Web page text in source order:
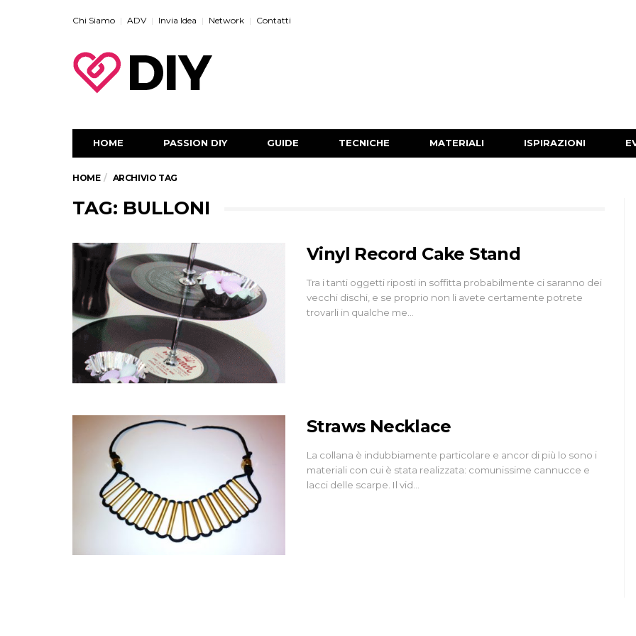
Chi Siamo ADV Invia Idea Network Contatti
HOME PASSION DIY GUIDE TECNICHE MATERIALI ISPIRAZIONI
HOME ARCHIVIO TAG
TAG: BULLONI
Vinyl Record Cake Stand
Tra i tanti oggetti riposti in soffitta probabilmente ci saranno dei
vecchi dischi, e se proprio non li avete certamente potrete
trovarli in qualche me…
Straws Necklace
La collana è indubbiamente particolare e ancor di più lo sono i
materiali con cui è stata realizzata: comunissime cannucce e
lacci delle scarpe. Il vid…
BIJOUX
Metal Bijou
22 Mar 2013